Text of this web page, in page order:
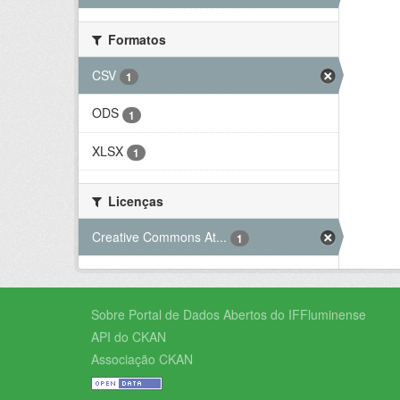
Formatos
CSV
1
ODS 1
XLSX 1
Licenças
Creative Commons At...
1
Sobre Portal de Dados Abertos do IFFluminense
API do CKAN
Associação CKAN